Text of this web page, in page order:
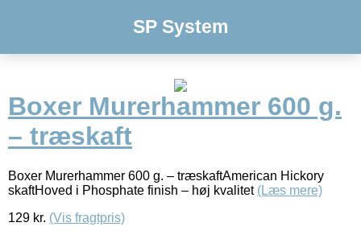
SP System
Boxer Murerhammer 600 g.
– træskaft
Boxer Murerhammer 600 g. – træskaftAmerican Hickory
skaftHoved i Phosphate finish – høj kvalitet (Læs mere)
129 kr. (Vis fragtpris)